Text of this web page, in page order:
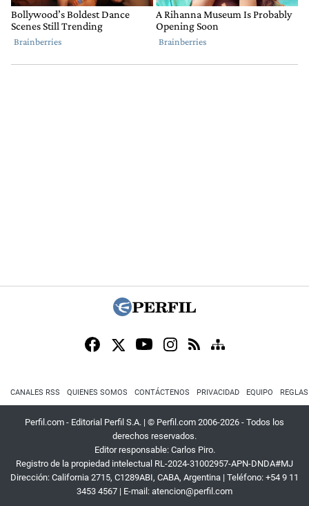
CANALES RSS QUIENES SOMOS CONTÁCTENOS PRIVACIDAD EQUIPO
Perfil.com - Editorial Perfil S.A. | © Perfil.com 2006-2026 - Todos los
derechos reservados.
Editor responsable: Carlos Piro.
Registro de la propiedad intelectual RL-2024-31002957-APN-DNDA#MJ
Dirección: California 2715, C1289ABI, CABA, Argentina | Teléfono: +54 9 11
3453 4567 | E-mail: atencion@perfil.com